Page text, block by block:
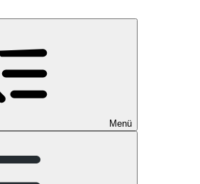
Menü